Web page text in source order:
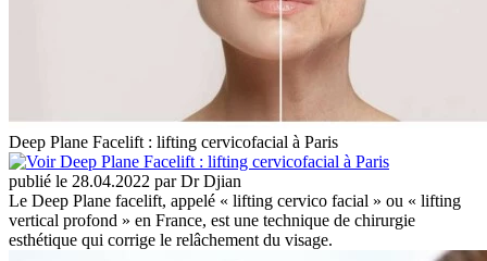
Deep Plane Facelift : lifting cervicofacial à Paris
publié le 28.04.2022 par Dr Djian
Le Deep Plane facelift, appelé « lifting cervico facial » ou « lifting
vertical profond » en France, est une technique de chirurgie
esthétique qui corrige le relâchement du visage.